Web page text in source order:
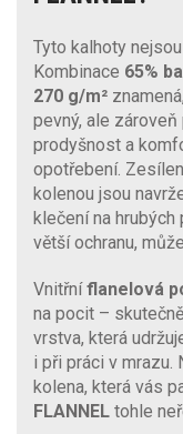
Tyto kalhoty
Kombinace 65%
270 g/m²
pevný, ale
prodyšnost a
opotřebení.
kolenou jsou
klečení na
větší ochranu,
Vnitřníflanelová
na pocit –
vrstva, která
i při práci v mrazu.
kolena, která vás
FLANNEL tohle